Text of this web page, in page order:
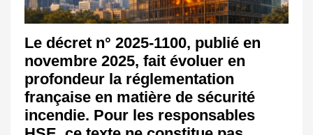
Le décret n° 2025-1100, publié en
novembre 2025, fait évoluer en
profondeur la réglementation
française en matière de sécurité
incendie. Pour les responsables